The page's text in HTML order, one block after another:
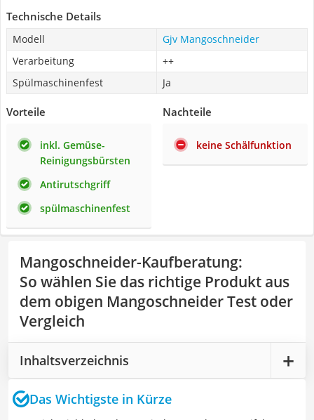
Technische Details
Modell
Gjv Mangoschneider
Verarbeitung
++
Spülmaschinenfest
Ja
Vorteile
inkl. Gemüse-
Reinigungsbürsten
Antirutschgriff
spülmaschinenfest
Nachteile
keine Schälfunktion
Mangoschneider-Kaufberatung:
So wählen Sie das richtige Produkt aus
dem obigen Mangoschneider Test oder
Vergleich
Inhaltsverzeichnis
Das Wichtigste in Kürze